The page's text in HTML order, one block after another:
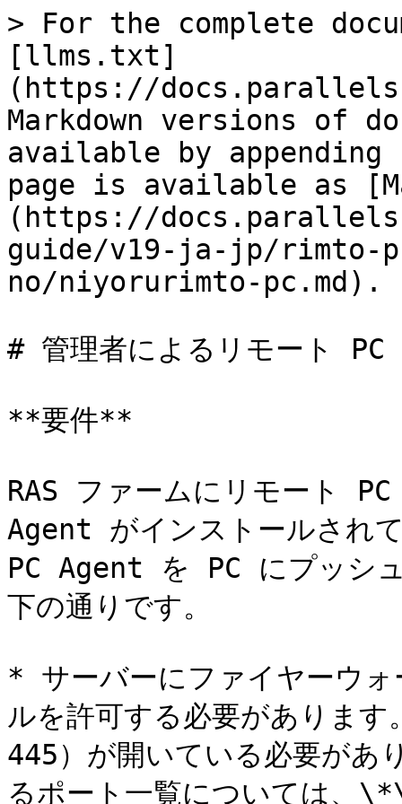
> For the complete
[llms.txt]
(https://
Markdown versions of
available by
page is available as
(https://
guide/v19-ja-jp/rimto-
no/niyorurimto-pc.md).
# 管理者によるリモート PC
**要件**
RAS ファームにリモート
Agent がインストールされ
PC Agent を PC にプッシ
下の通りです。
* サーバーにファイヤーウォ
ルを許可する必要がありま
445）が開いている必要が
るポート一覧については、